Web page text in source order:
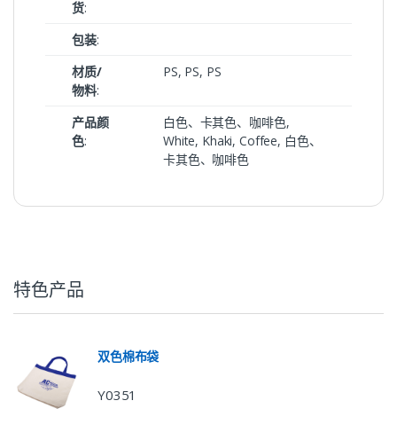
货:
包装:
材质/
物料:
PS, PS, PS
产品颜
色:
白色、卡其色、咖啡色,
White, Khaki, Coffee, 白色、
卡其色、咖啡色
特色产品
双色棉布袋
Y0351